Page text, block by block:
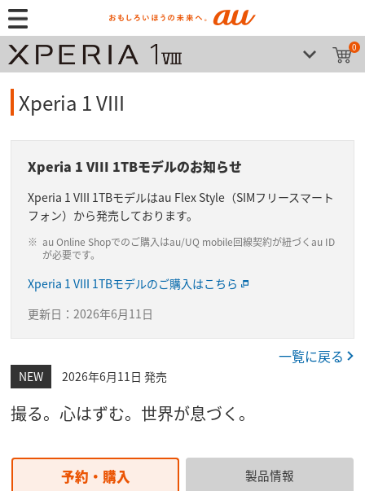
0
Xperia 1 VIII
Xperia 1 VIII 1TBモデルのお知らせ
Xperia 1 VIII 1TBモデルはau Flex Style（SIMフリースマート
フォン）から発売しております。
au Online Shopでのご購入はau/UQ mobile回線契約が紐づくau ID
が必要です。
Xperia 1 VIII 1TBモデルのご購入はこちら
更新日：2026年6月11日
一覧に戻る
2026年6月11日 発売
撮る。心はずむ。世界が息づく。
予約・購入 製品情報